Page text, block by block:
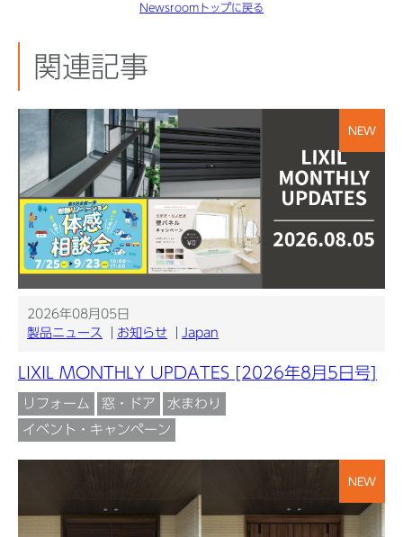
Newsroomトップに戻る
関連記事
NEW
2026年08月05日
製品ニュース
お知らせ Japan
LIXIL MONTHLY UPDATES [2026年8月5日号]
リフォーム 窓・ドア
水まわり
イベント・キャンペーン
NEW